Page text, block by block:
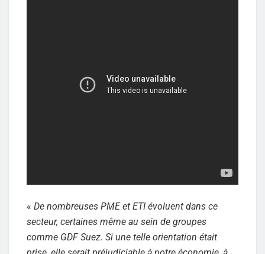
« De nombreuses PME et ETI évoluent dans ce
secteur, certaines même au sein de groupes
comme GDF Suez. Si une telle orientation était